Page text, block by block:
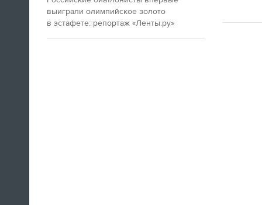
выиграли олимпийское золото
в эстафете: репортаж «Ленты.ру»